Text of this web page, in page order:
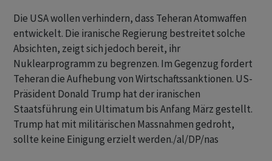
Die USA wollen verhindern, dass Teheran Atomwaffen
entwickelt. Die iranische Regierung bestreitet solche
Absichten, zeigt sich jedoch bereit, ihr
Nuklearprogramm zu begrenzen. Im Gegenzug fordert
Teheran die Aufhebung von Wirtschaftssanktionen. US-
Präsident Donald Trump hat der iranischen
Staatsführung ein Ultimatum bis Anfang März gestellt.
Trump hat mit militärischen Massnahmen gedroht,
sollte keine Einigung erzielt werden./al/DP/nas